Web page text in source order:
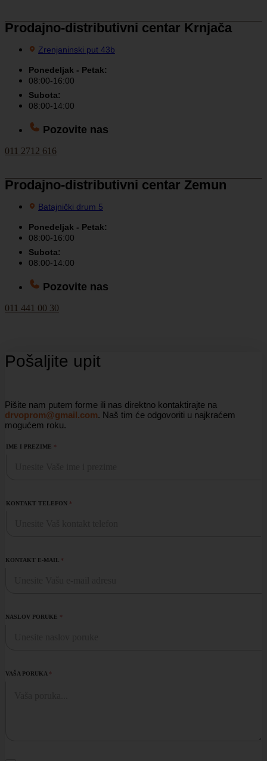
Prodajno-distributivni centar Krnjača
Zrenjaninski put 43b
Ponedeljak - Petak:
08:00-16:00
Subota:
08:00-14:00
Pozovite nas
011 2712 616
Prodajno-distributivni centar Zemun
Batajnički drum 5
Ponedeljak - Petak:
08:00-16:00
Subota:
08:00-14:00
Pozovite nas
011 441 00 30
Pošaljite upit
Pišite nam putem forme ili nas direktno kontaktirajte na
drvoprom@gmail.com. Naš tim će odgovoriti u najkraćem
mogućem roku.
IME I PREZIME *
KONTAKT TELEFON *
KONTAKT E-MAIL *
NASLOV PORUKE *
VAŠA PORUKA *